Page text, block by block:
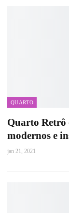
QUARTO
Quarto Retrô
modernos e
jan 21, 2021